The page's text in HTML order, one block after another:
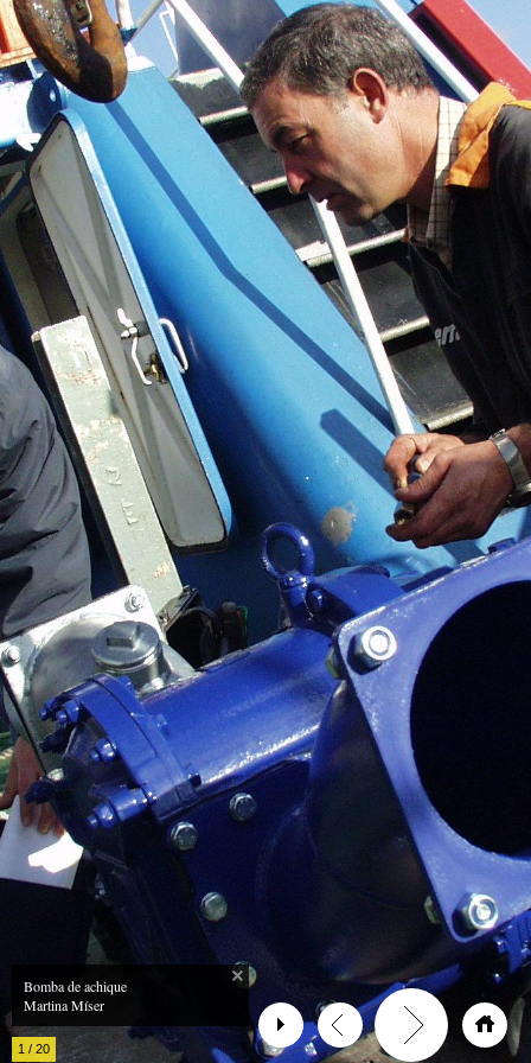
1 / 20
Bomba de achique
Martina Míser
Yves Saint Laurent Designer Fussball hallenschuhe detské kopačky
voetbalschoenen sale
fotbollsskor webshop chaussure de football pas cher
billige
fotballsko på nett på